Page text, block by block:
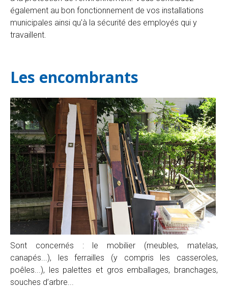
également au bon fonctionnement de vos installations
municipales ainsi qu'à la sécurité des employés qui y
travaillent.
Les encombrants
Sont concernés : le mobilier (meubles, matelas,
canapés...), les ferrailles (y compris les casseroles,
poêles...), les palettes et gros emballages, branchages,
souches d’arbre...